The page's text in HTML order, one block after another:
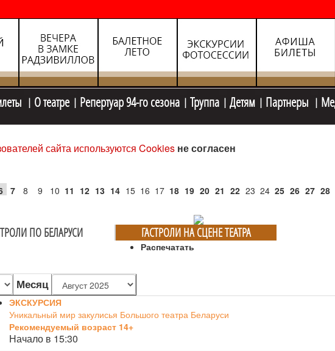
О театре Репертуар 94-го сезона Труппа Детям Партнеры
сайта используются Cookies не согласен
7 8 9 10 11 12 13 14 15 16 17 18 19 20 21 22 23 24 25 26 27 28
ПО БЕЛАРУСИ ГАСТРОЛИ НА СЦЕНЕ ТЕАТРА
Месяц
Распечатать
ЭКСКУРСИЯ
Уникальный мир закулисья Большого театра Беларуси
Рекомендуемый возраст 14+
Начало в 15:30